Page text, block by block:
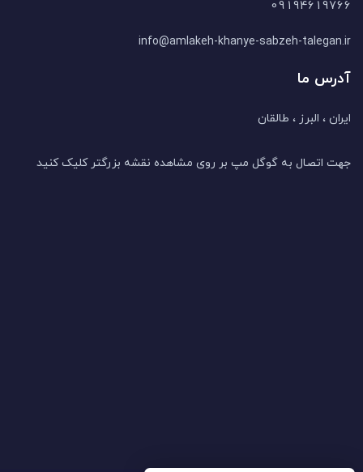
09194619766
info@amlakeh-khanye-sabzeh-talegan.ir
آدرس ما
ایران ، البرز ، طالقان
جهت اتصال به گوگل مپ بر روی مشاهده نقشه بزرگتر کلیک کنید